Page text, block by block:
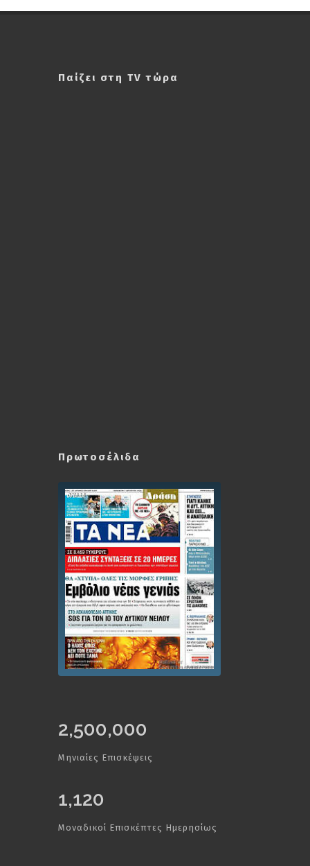
Παίζει στη TV τώρα
Πρωτοσέλιδα
2,500,000
Μηνιαίες Επισκέψεις
1,120
Μοναδικοί Επισκέπτες Ημερησίως